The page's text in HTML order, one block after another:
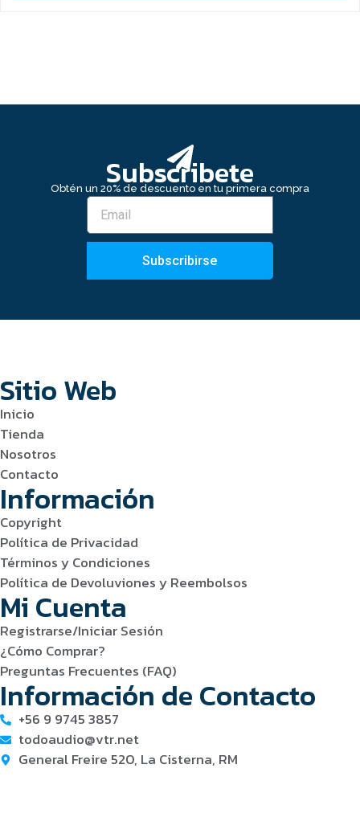
Subscribete
Obtén un 20% de descuento en tu primera compra
Subscribirse
Sitio Web
Inicio
Tienda
Nosotros
Contacto
Información
Copyright
Política de Privacidad
Términos y Condiciones
Política de Devoluviones y Reembolsos
Mi Cuenta
Registrarse/Iniciar Sesión
¿Cómo Comprar?
Preguntas Frecuentes (FAQ)
Información de Contacto
+56 9 9745 3857
todoaudio@vtr.net
General Freire 520, La Cisterna, RM